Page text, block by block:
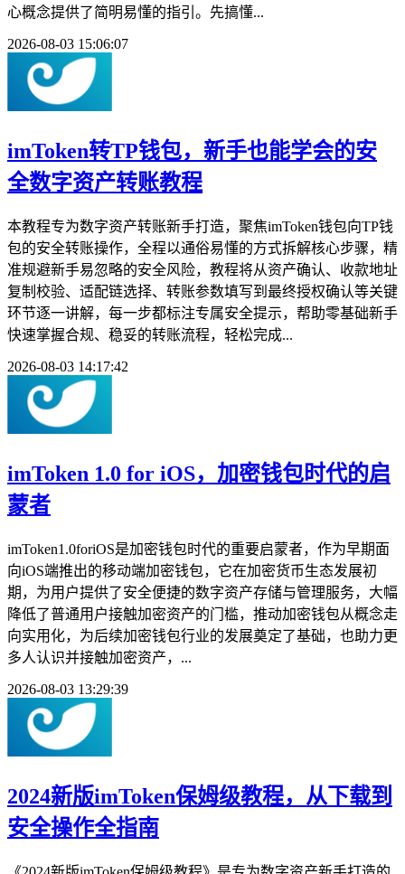
心概念提供了简明易懂的指引。先搞懂...
2026-08-03 15:06:07
imToken转TP钱包，新手也能学会的安
全数字资产转账教程
本教程专为数字资产转账新手打造，聚焦imToken钱包向TP钱
包的安全转账操作，全程以通俗易懂的方式拆解核心步骤，精
准规避新手易忽略的安全风险，教程将从资产确认、收款地址
复制校验、适配链选择、转账参数填写到最终授权确认等关键
环节逐一讲解，每一步都标注专属安全提示，帮助零基础新手
快速掌握合规、稳妥的转账流程，轻松完成...
2026-08-03 14:17:42
imToken 1.0 for iOS，加密钱包时代的启
蒙者
imToken1.0foriOS是加密钱包时代的重要启蒙者，作为早期面
向iOS端推出的移动端加密钱包，它在加密货币生态发展初
期，为用户提供了安全便捷的数字资产存储与管理服务，大幅
降低了普通用户接触加密资产的门槛，推动加密钱包从概念走
向实用化，为后续加密钱包行业的发展奠定了基础，也助力更
多人认识并接触加密资产，...
2026-08-03 13:29:39
2024新版imToken保姆级教程，从下载到
安全操作全指南